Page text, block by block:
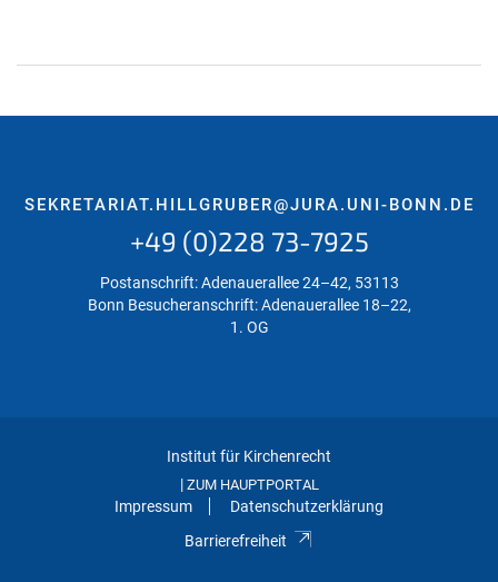
SEKRETARIAT.HILLGRUBER@JURA.UNI-BONN.DE
+49 (0)228 73-7925
Postanschrift: Adenauerallee 24–42, 53113
Bonn Besucheranschrift: Adenauerallee 18–22,
1. OG
Institut für Kirchenrecht
| ZUM HAUPTPORTAL
Impressum
Datenschutzerklärung
Barrierefreiheit